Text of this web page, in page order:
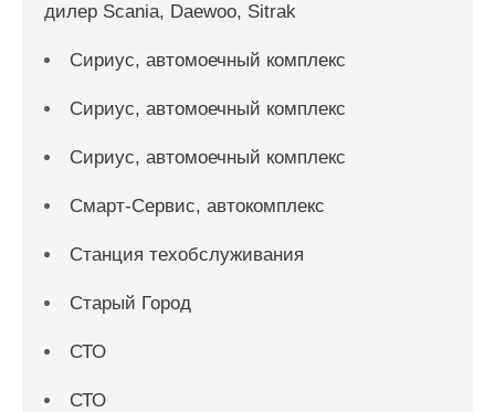
дилер Scania, Daewoo, Sitrak
Сириус, автомоечный комплекс
Сириус, автомоечный комплекс
Сириус, автомоечный комплекс
Смарт-Сервис, автокомплекс
Станция техобслуживания
Старый Город
СТО
СТО